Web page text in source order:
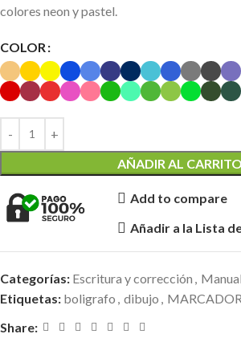
colores neon y pastel.
COLOR
AÑADIR AL CARRITO
Add to compare
Añadir a la Lista
Categorías: Escritura y corrección
Etiquetas: boligrafo dibujo MARCADOR
Share: